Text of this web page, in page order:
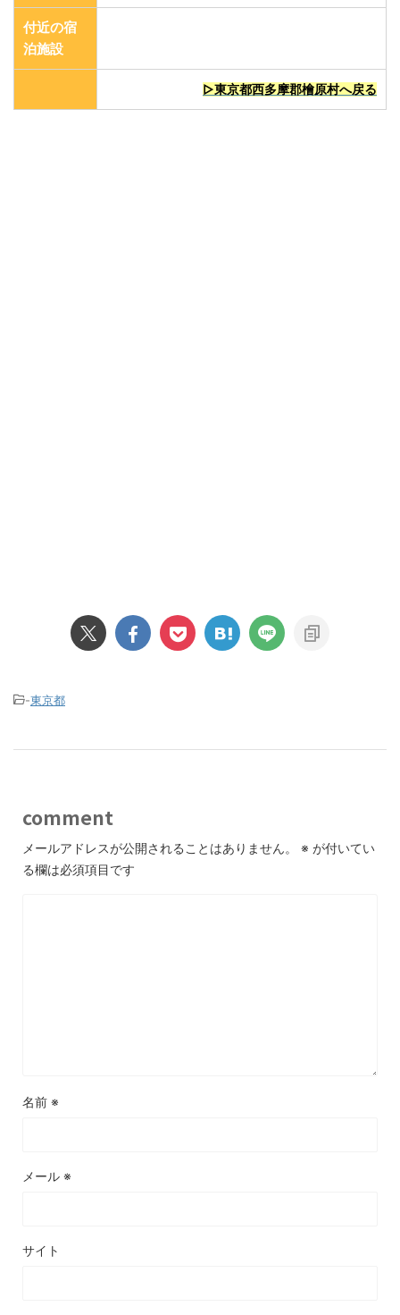
付近の宿
泊施設
▷東京都西多摩郡檜原村へ戻る
-東京都
comment
メールアドレスが公開されることはありません。 ※ が付いてい
る欄は必須項目です
名前 ※
メール ※
サイト